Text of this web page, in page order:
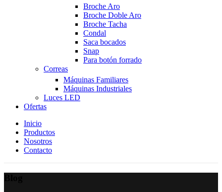
Broche Aro
Broche Doble Aro
Broche Tacha
Condal
Saca bocados
Snap
Para botón forrado
Correas
Máquinas Familiares
Máquinas Industriales
Luces LED
Ofertas
Inicio
Productos
Nosotros
Contacto